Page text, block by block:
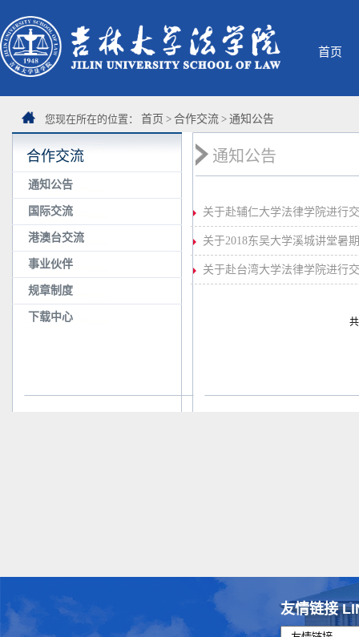
首页
您现在所在的位置： 首页 > 合作交流 > 通知公告
合作交流
通知公告
国际交流
港澳台交流
事业伙伴
规章制度
下载中心
通知公告
关于赴辅仁大学法律学院进行
关于2018东吴大学溪城讲堂暑
关于赴台湾大学法律学院进行
友情链接